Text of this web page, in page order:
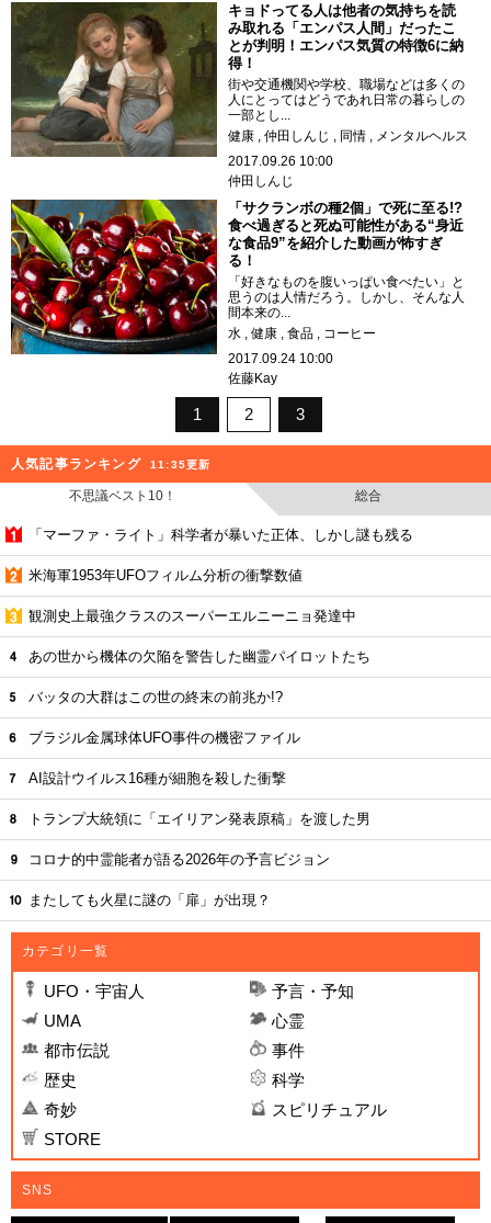
キョドってる人は他者の気持ちを読
み取れる「エンパス人間」だったこ
とが判明！エンパス気質の特徴6に納
得！
街や交通機関や学校、職場などは多くの
人にとってはどうであれ日常の暮らしの
一部とし...
健康
仲田しんじ 同情
メンタルヘルス
2017.09.26 10:00
仲田しんじ
「サクランボの種2個」で死に至る!?
食べ過ぎると死ぬ可能性がある“身近
な食品9”を紹介した動画が怖すぎ
る！
「好きなものを腹いっぱい食べたい」と
思うのは人情だろう。しかし、そんな人
間本来の...
水
健康 食品
コーヒー
2017.09.24 10:00
佐藤Kay
1 2 3
人気記事ランキング 11:35更新
不思議ベスト10！ 総合
「マーファ・ライト」科学者が暴いた正体、しかし謎も残る
米海軍1953年UFOフィルム分析の衝撃数値
観測史上最強クラスのスーパーエルニーニョ発達中
あの世から機体の欠陥を警告した幽霊パイロットたち
バッタの大群はこの世の終末の前兆か!?
ブラジル金属球体UFO事件の機密ファイル
AI設計ウイルス16種が細胞を殺した衝撃
トランプ大統領に「エイリアン発表原稿」を渡した男
コロナ的中霊能者が語る2026年の予言ビジョン
またしても火星に謎の「扉」が出現？
カテゴリ一覧
UFO・宇宙人
予言・予知
UMA
心霊
都市伝説
事件
歴史
科学
奇妙
スピリチュアル
STORE
SNS